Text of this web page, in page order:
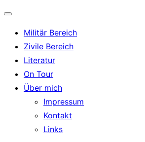
umschalten
Militär Bereich
Zivile Bereich
Literatur
On Tour
Über mich
Impressum
Kontakt
Links